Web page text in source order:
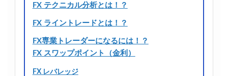
FX テクニカル分析とは！？
FX ライントレードとは！？
FX専業トレーダーになるには！？
FX スワップポイント（金利）
FX レバレッジ